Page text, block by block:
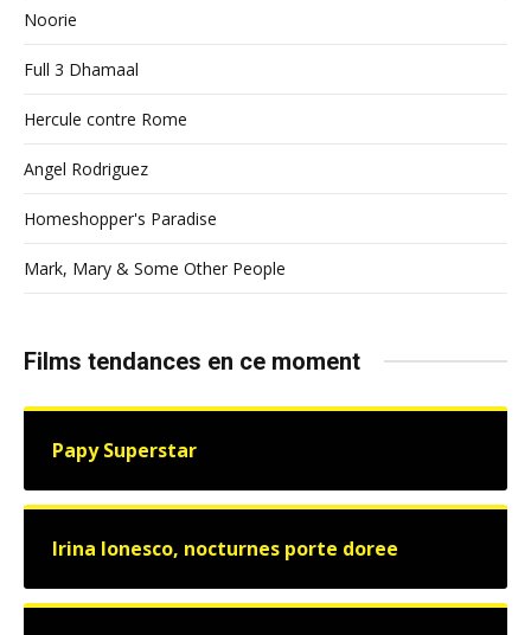
Noorie
Full 3 Dhamaal
Hercule contre Rome
Angel Rodriguez
Homeshopper's Paradise
Mark, Mary & Some Other People
Films tendances en ce moment
Papy Superstar
Irina Ionesco, nocturnes porte doree